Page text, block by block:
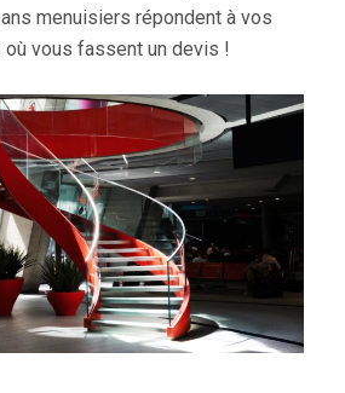
menuisiers répondent à vos
vous fassent un devis !